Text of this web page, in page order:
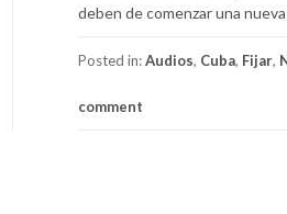
deben de comenzar una
Posted in:Audios, Cuba, Fijar,
comment